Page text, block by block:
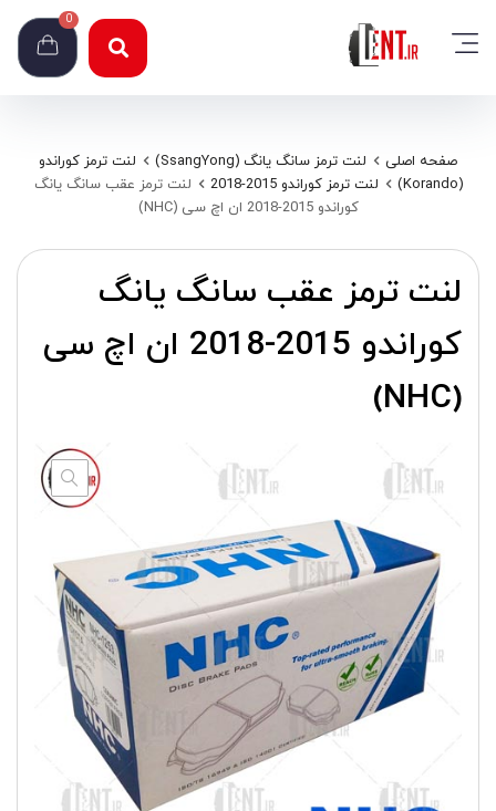
0
صفحه اصلی لنت ترمز سانگ یانگ (SsangYong)
لنت ترمز کوراندو
(Korando)
لنت ترمز کوراندو 2015-2018
لنت ترمز عقب سانگ یانگ
کوراندو 2015-2018 ان اچ سی (NHC)
لنت ترمز عقب سانگ یانگ
کوراندو 2015-2018 ان اچ سی
(NHC)